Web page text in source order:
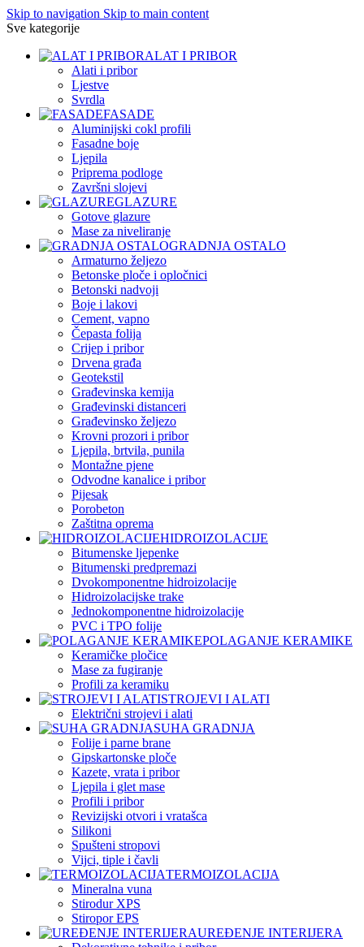
Skip to navigation Skip to main content
Sve kategorije
ALAT I PRIBOR
Alati i pribor
Ljestve
Svrdla
FASADE
Aluminijski cokl profili
Fasadne boje
Ljepila
Priprema podloge
Završni slojevi
GLAZURE
Gotove glazure
Mase za niveliranje
GRADNJA OSTALO
Armaturno željezo
Betonske ploče i opločnici
Betonski nadvoji
Boje i lakovi
Cement, vapno
Čepasta folija
Crijep i pribor
Drvena građa
Geotekstil
Građevinska kemija
Građevinski distanceri
Građevinsko željezo
Krovni prozori i pribor
Ljepila, brtvila, punila
Montažne pjene
Odvodne kanalice i pribor
Pijesak
Porobeton
Zaštitna oprema
HIDROIZOLACIJE
Bitumenske ljepenke
Bitumenski predpremazi
Dvokomponentne hidroizolacije
Hidroizolacijske trake
Jednokomponentne hidroizolacije
PVC i TPO folije
POLAGANJE KERAMIKE
Keramičke pločice
Mase za fugiranje
Profili za keramiku
STROJEVI I ALATI
Električni strojevi i alati
SUHA GRADNJA
Folije i parne brane
Gipskartonske ploče
Kazete, vrata i pribor
Ljepila i glet mase
Profili i pribor
Revizijski otvori i vratašca
Silikoni
Spušteni stropovi
Vijci, tiple i čavli
TERMOIZOLACIJA
Mineralna vuna
Stirodur XPS
Stiropor EPS
UREĐENJE INTERIJERA